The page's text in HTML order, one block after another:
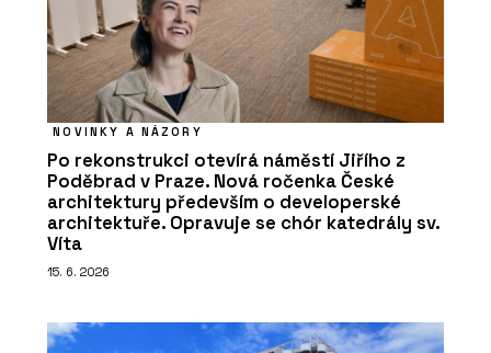
NOVINKY A NÁZORY
Po rekonstrukci otevírá náměstí Jiřího z
Poděbrad v Praze. Nová ročenka České
architektury především o developerské
architektuře. Opravuje se chór katedrály sv.
Víta
15. 6. 2026